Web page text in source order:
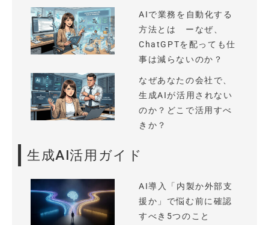
AIで業務を自動化する
方法とは ーなぜ、
ChatGPTを配っても仕
事は減らないのか？
なぜあなたの会社で、
生成AIが活用されない
のか？どこで活用すべ
きか？
生成AI活用ガイド
AI導入「内製か外部支
援か」で悩む前に確認
すべき5つのこと